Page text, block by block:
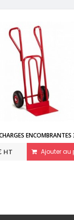
DIABLE MARAÎCHER
425,00 € HT